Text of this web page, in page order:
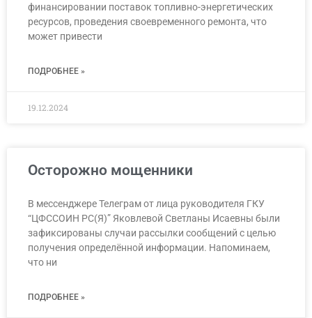
финансировании поставок топливно-энергетических
ресурсов, проведения своевременного ремонта, что
может привести
ПОДРОБНЕЕ »
19.12.2024
Осторожно мощенники
В мессенджере Телеграм от лица руководителя ГКУ
“ЦФССОИН РС(Я)” Яковлевой Светланы Исаевны были
зафиксированы случаи рассылки сообщений с целью
получения определённой информации. Напоминаем,
что ни
ПОДРОБНЕЕ »